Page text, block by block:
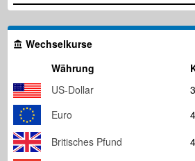
Wechselkurse
Währung
US-Dollar
Euro
Britisches Pfund